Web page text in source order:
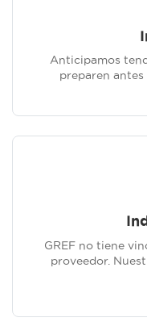
Anticipamos
preparen antes
GREF no tiene
proveedor.